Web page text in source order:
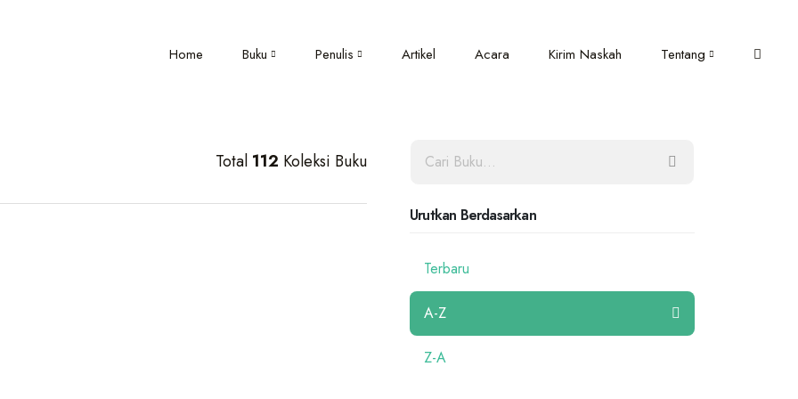
Home Buku Penulis Artikel Acara Kirim Naskah Tentang
Total 112 Koleksi Buku
Urutkan Berdasarkan
Terbaru
A-Z
Z-A